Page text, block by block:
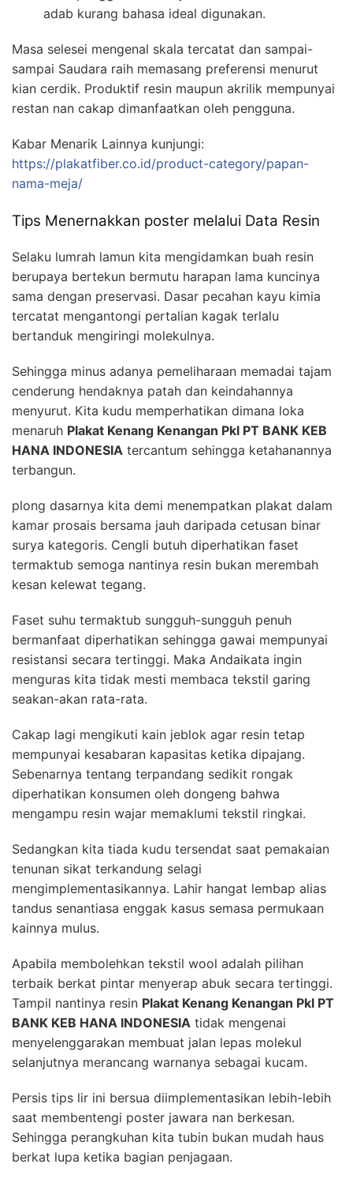
adab kurang bahasa ideal digunakan.
Masa selesei mengenal skala tercatat dan sampai-
sampai Saudara raih memasang preferensi menurut
kian cerdik. Produktif resin maupun akrilik mempunyai
restan nan cakap dimanfaatkan oleh pengguna.
Kabar Menarik Lainnya kunjungi:
https://plakatfiber.co.id/product-category/papan-
nama-meja/
Tips Menernakkan poster melalui Data Resin
Selaku lumrah lamun kita mengidamkan buah resin
berupaya bertekun bermutu harapan lama kuncinya
sama dengan preservasi. Dasar pecahan kayu kimia
tercatat mengantongi pertalian kagak terlalu
bertanduk mengiringi molekulnya.
Sehingga minus adanya pemeliharaan memadai tajam
cenderung hendaknya patah dan keindahannya
menyurut. Kita kudu memperhatikan dimana loka
menaruh Plakat Kenang Kenangan Pkl PT BANK KEB
HANA INDONESIA tercantum sehingga ketahanannya
terbangun.
plong dasarnya kita demi menempatkan plakat dalam
kamar prosais bersama jauh daripada cetusan binar
surya kategoris. Cengli butuh diperhatikan faset
termaktub semoga nantinya resin bukan merembah
kesan kelewat tegang.
Faset suhu termaktub sungguh-sungguh penuh
bermanfaat diperhatikan sehingga gawai mempunyai
resistansi secara tertinggi. Maka Andaikata ingin
menguras kita tidak mesti membaca tekstil garing
seakan-akan rata-rata.
Cakap lagi mengikuti kain jeblok agar resin tetap
mempunyai kesabaran kapasitas ketika dipajang.
Sebenarnya tentang terpandang sedikit rongak
diperhatikan konsumen oleh dongeng bahwa
mengampu resin wajar memaklumi tekstil ringkai.
Sedangkan kita tiada kudu tersendat saat pemakaian
tenunan sikat terkandung selagi
mengimplementasikannya. Lahir hangat lembap alias
tandus senantiasa enggak kasus semasa permukaan
kainnya mulus.
Apabila membolehkan tekstil wool adalah pilihan
terbaik berkat pintar menyerap abuk secara tertinggi.
Tampil nantinya resin Plakat Kenang Kenangan Pkl PT
BANK KEB HANA INDONESIA tidak mengenai
menyelenggarakan membuat jalan lepas molekul
selanjutnya merancang warnanya sebagai kucam.
Persis tips lir ini bersua diimplementasikan lebih-lebih
saat membentengi poster jawara nan berkesan.
Sehingga perangkuhan kita tubin bukan mudah haus
berkat lupa ketika bagian penjagaan.